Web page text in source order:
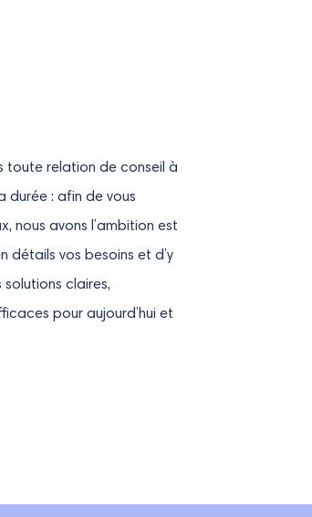
toute relation de conseil à
durée : afin de vous
nous avons l’ambition est
détails vos besoins et d’y
claires,
pour aujourd’hui et